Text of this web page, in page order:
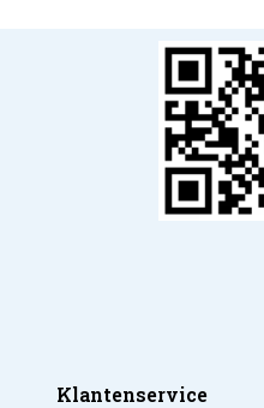
Klantenservice